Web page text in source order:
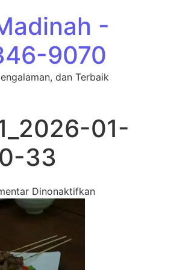
-
9070
dan Terbaik
01-
33
Dinonaktifkanpada